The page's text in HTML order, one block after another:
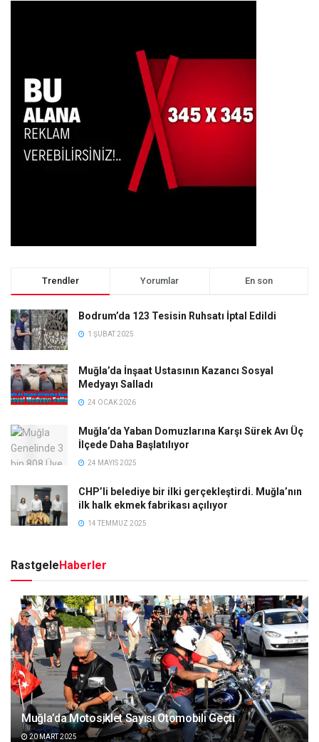
Trendler Yorumlar En son
Bodrum’da 123 Tesisin Ruhsatı İptal Edildi
1 ŞUBAT 2025
Muğla’da İnşaat Ustasının Kazancı Sosyal
Medyayı Salladı
24 OCAK 2026
Muğla’da Yaban Domuzlarına Karşı Sürek Avı Üç
İlçede Daha Başlatılıyor
24 MAYIS 2025
CHP’li belediye bir ilki gerçekleştirdi. Muğla’nın
ilk halk ekmek fabrikası açılıyor
14 TEMMUZ 2025
RastgeleHaberler
Muğla’da Motosiklet Sayısı Otomobili Geçti
20 MART 2025